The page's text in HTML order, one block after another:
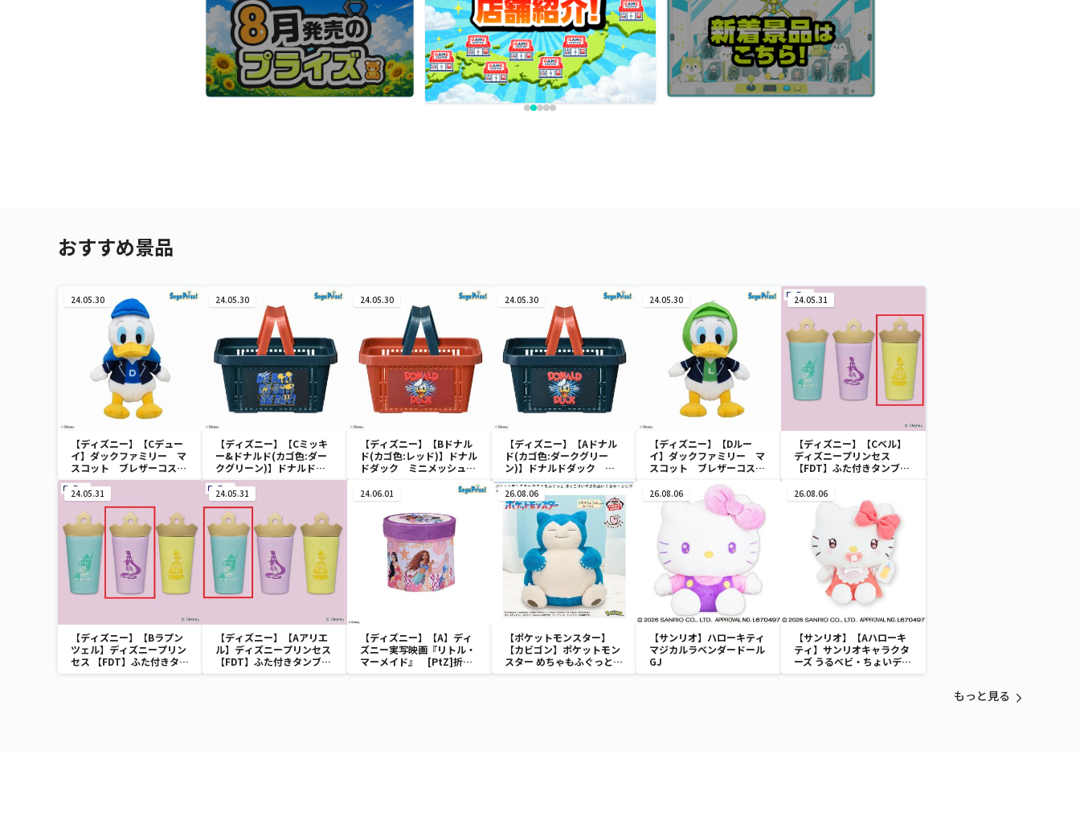
おすすめ景品
24.05.30
【ディズニー】【Cデュー
イ】ダックファミリー マ
スコット ブレザーコスチ
ューム
24.05.30
【ディズニー】【Cミッキ
ー&ドナルド(カゴ色:ダー
クグリーン)】ドナルドダ
ック ミニメッシュカゴ
24.05.30
【ディズニー】【Bドナル
ド(カゴ色:レッド)】ドナル
ドダック ミニメッシュカ
24.05.30
【ディズニー】【Aドナル
ド(カゴ色:ダークグリー
ン)】ドナルドダック ミ
ニメッシュカゴ
24.05.30
【ディズニー】【Dルー
イ】ダックファミリー マ
スコット ブレザーコスチ
24.05.31
【ディズニー】【Cベル】
ディズニープリンセス
【FDT】ふた付きタンブラ
24.05.31
【ディズニー】【Bラプン
ツェル】ディズニープリン
セス 【FDT】ふた付きタン
ブラー
24.05.31
【ディズニー】【Aアリエ
ル】ディズニープリンセス
【FDT】ふた付きタンブラ
ー
24.06.01
【ディズニー】【A】ディ
ズニー実写映画『リトル・
マーメイド』 [PtZ]折り
畳みボックスチェアー
26.08.06
【ポケットモンスター】
【カビゴン】ポケットモン
スター めちゃもふぐっと
ほっこりいやされぬいぐる
26.08.06
【サンリオ】ハローキティ
マジカルラベンダードール
GJ
26.08.06
【サンリオ】【Aハローキ
ティ】サンリオキャラクタ
ーズ うるベビ・ちょいデカ
ドール
もっと見る